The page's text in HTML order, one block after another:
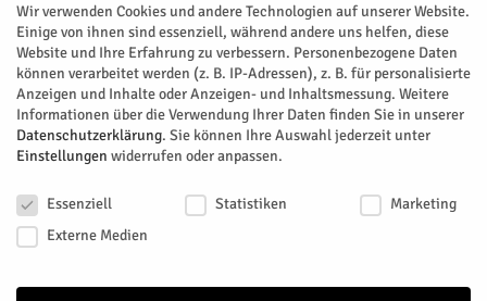
Schnick, Schnack, Schnuck mit dem
Ministerpräsidenten
Für Prinz Philipp und Prinzessin Anastasia steht jetzt das
Finale ihrer närrischen Amtszeit ins Haus. Über 30 Auftritte
und vor allem besondere Erlebnisse haben sie hinter sich,
darunter der Besuch im Landtag bei Patricia Peill,
Abgeordnete für den Nordkreis Düren-Jülich, und das
Zusammentreffen mit Ministerpräsidenten Hendrik Wüst.
Erinnerungen, die weit über diese Session hinaus bleiben
Wir verwenden Cookies und andere Technologien auf unserer Website.
Einige von ihnen sind essenziell, während andere uns helfen, diese
Website und Ihre Erfahrung zu verbessern. Personenbezogene Daten
können verarbeitet werden (z. B. IP-Adressen), z. B. für personalisierte
Anzeigen und Inhalte oder Anzeigen- und Inhaltsmessung. Weitere
Informationen über die Verwendung Ihrer Daten finden Sie in unserer
Datenschutzerklärung. Sie können Ihre Auswahl jederzeit unter
Einstellungen widerrufen oder anpassen.
Essenziell
Statistiken
Marketing
Externe Medien